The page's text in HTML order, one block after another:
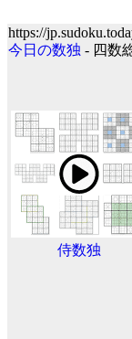
https://
今日の数独 - 四数
侍数独